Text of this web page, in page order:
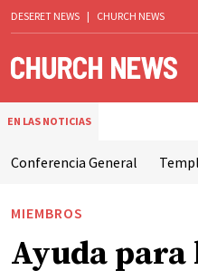
DESERET NEWS | CHURCH NEWS
EN LAS NOTICIAS
Conferencia General
MIEMBROS
Ayuda para